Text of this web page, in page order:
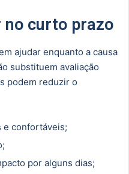
no curto prazo
ajudar enquanto a causa
substituem avaliação
podem reduzir o
e confortáveis;
por alguns dias;